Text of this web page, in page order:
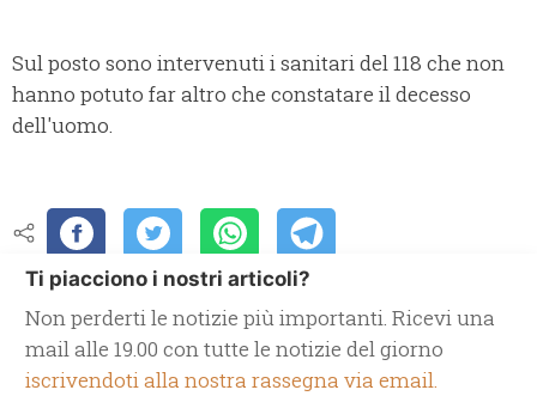
Sul posto sono intervenuti i sanitari del 118 che non
hanno potuto far altro che constatare il decesso
dell'uomo.
Ti piacciono i nostri articoli?
Non perderti le notizie più importanti. Ricevi una
mail alle 19.00 con tutte le notizie del giorno
iscrivendoti alla nostra rassegna via email.